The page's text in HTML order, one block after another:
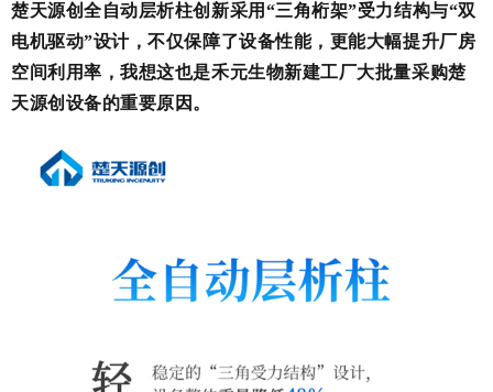
楚天源创全自动层析柱创新采用“三角桁架”受力结构与“双
电机驱动”设计，不仅保障了设备性能，更能大幅提升厂房
空间利用率，我想这也是禾元生物新建工厂大批量采购楚
天源创设备的重要原因。